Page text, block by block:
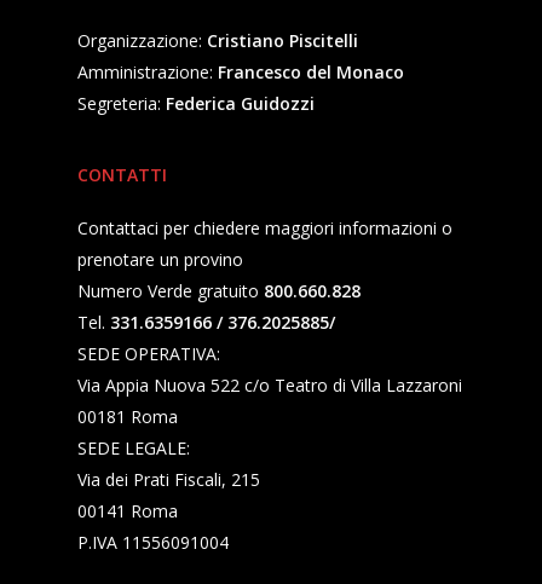
Organizzazione: Cristiano Piscitelli
Amministrazione: Francesco del Monaco
Segreteria: Federica Guidozzi
CONTATTI
Contattaci per chiedere maggiori informazioni o
prenotare un provino
Numero Verde gratuito 800.660.828
Tel. 331.6359166 / 376.2025885/
SEDE OPERATIVA:
Via Appia Nuova 522 c/o Teatro di Villa Lazzaroni
00181 Roma
SEDE LEGALE:
Via dei Prati Fiscali, 215
00141 Roma
P.IVA 11556091004